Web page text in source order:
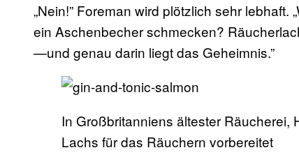
„Nein!” Foreman wird plötzlich sehr
ein Aschenbecher schmecken?
—und genau darin liegt das Geheimnis.”
In Großbritanniens ältester Räucherei,
Lachs für das Räuchern vorbereitet